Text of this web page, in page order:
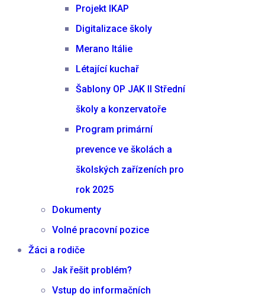
Projekt IKAP
Digitalizace školy
Merano Itálie
Létající kuchař
Šablony OP JAK II Střední
školy a konzervatoře
Program primární
prevence ve školách a
školských zařízeních pro
rok 2025
Dokumenty
Volné pracovní pozice
Žáci a rodiče
Jak řešit problém?
Vstup do informačních